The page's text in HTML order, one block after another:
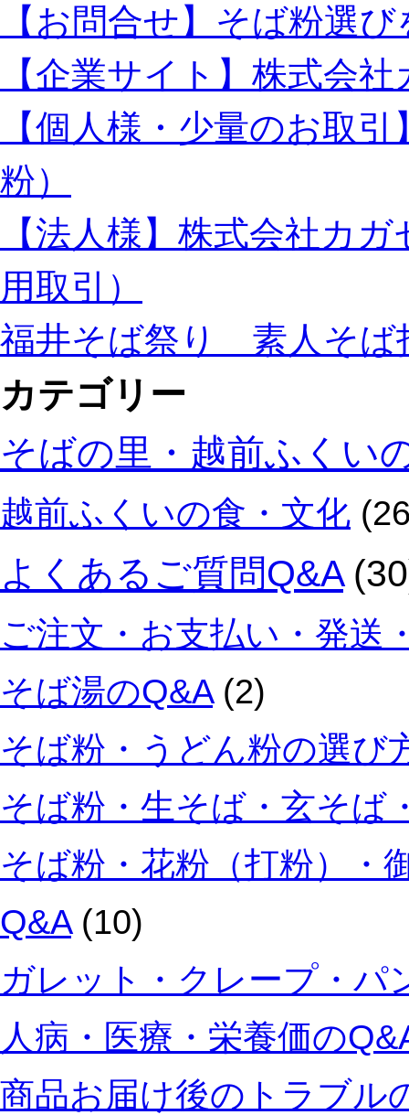
【お問合せ】そば粉選
【企業サイト】株式会
【個人様・少量のお取
粉）
【法人様】株式会社カ
用取引）
福井そば祭り 素人そば
カテゴリー
そばの里・越前ふくい
越前ふくいの食・文化
よくあるご質問Q&A
ご注文・お支払い・発送
そば湯のQ&A(2)
そば粉・うどん粉の選び
そば粉・生そば・玄そば
そば粉・花粉（打粉）・
Q&A(10)
ガレット・クレープ・パ
人病・医療・栄養価の
商品お届け後のトラブル